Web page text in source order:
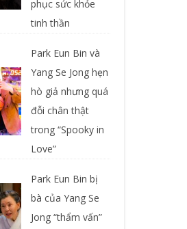
phục sức khỏe
tinh thần
Park Eun Bin và
Yang Se Jong hẹn
hò giả nhưng quá
đỗi chân thật
trong “Spooky in
Love”
Park Eun Bin bị
bà của Yang Se
Jong “thẩm vấn”